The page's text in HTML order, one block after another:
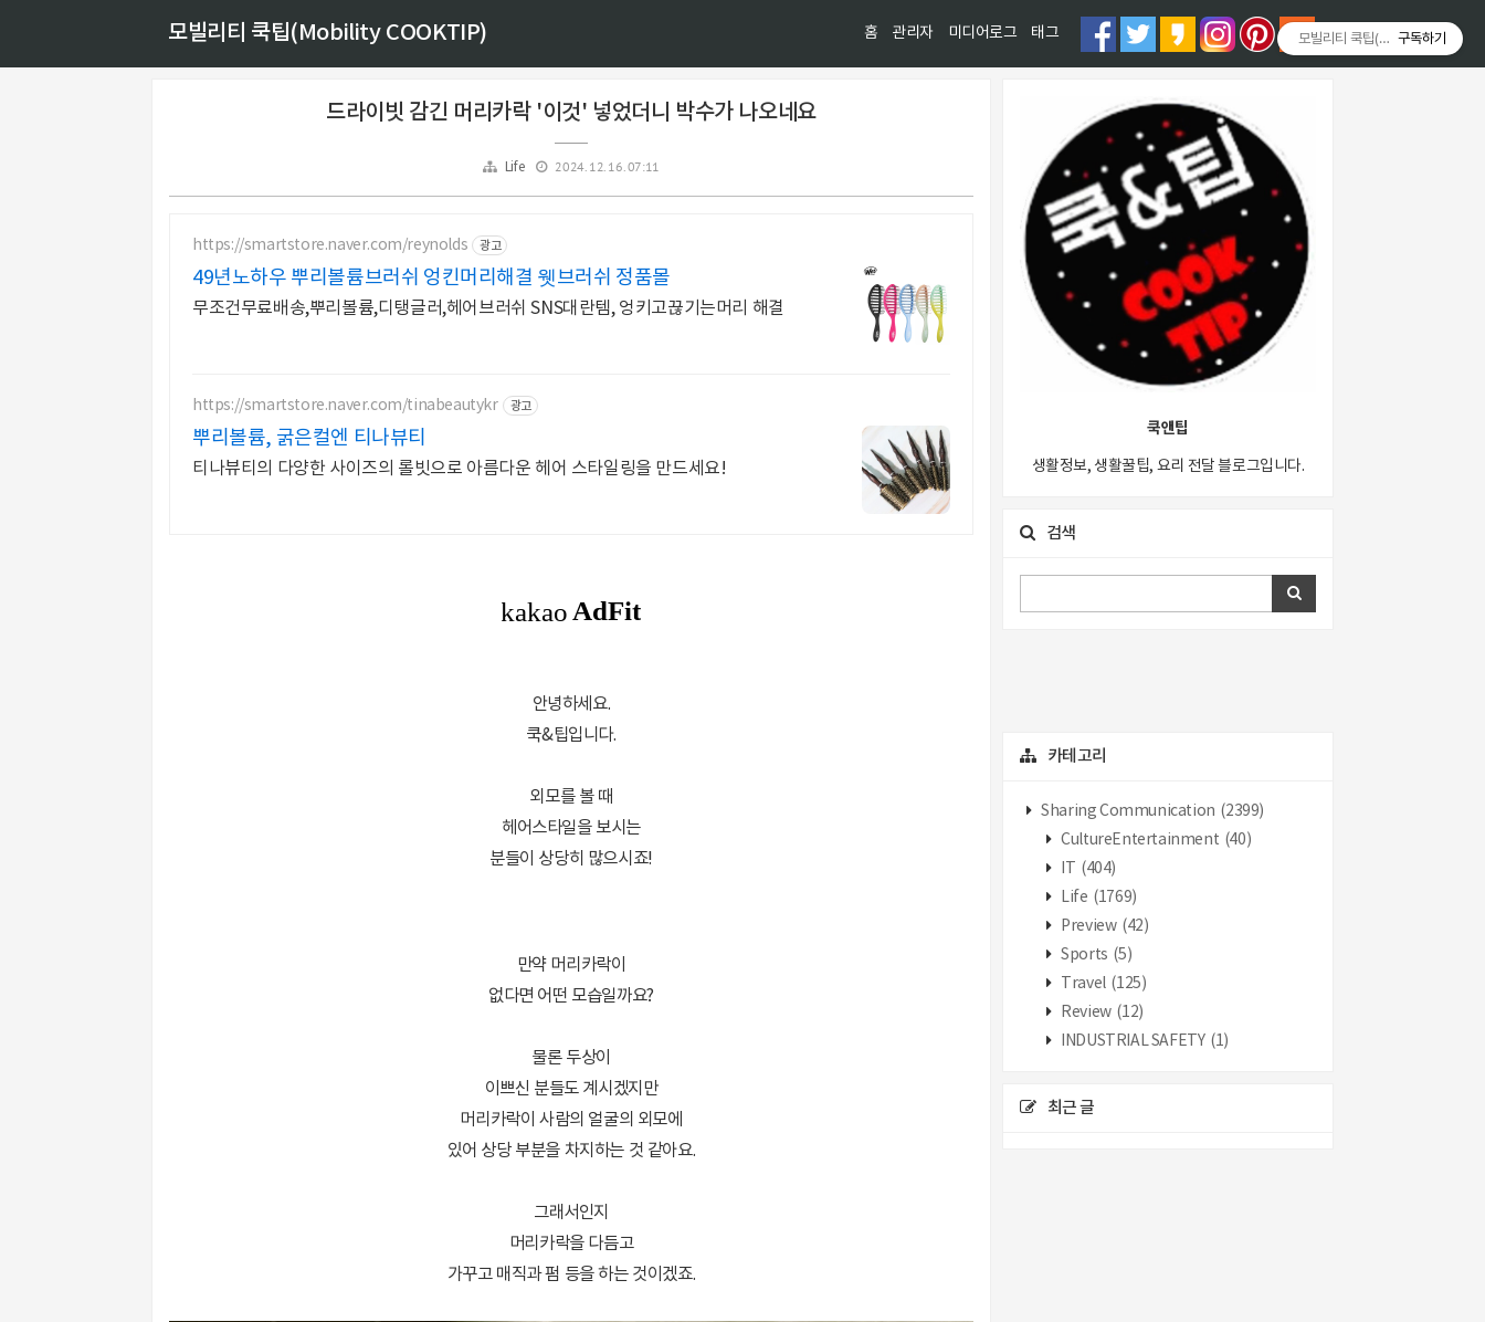
모빌리티 쿡팁(Mobility COOKTIP) 홈 관리자 미디어로그 태그
드라이빗 감긴 머리카락 '이것' 넣었더니 박수가 나오네요
Life 2024. 12. 16. 07:11
https://smartstore.naver.com/reynolds 광고
49년노하우 뿌리볼륨브러쉬 엉킨머리해결 웻브러쉬 정품몰
무조건무료배송,뿌리볼륨,디탱글러,헤어브러쉬 SNS대란템, 엉키고끊기는머리 해결
https://smartstore.naver.com/tinabeautykr 광고
뿌리볼륨, 굵은컬엔 티나뷰티
티나뷰티의 다양한 사이즈의 롤빗으로 아름다운 헤어 스타일링을 만드세요!
안녕하세요.
쿡&팁입니다.
외모를 볼 때
헤어스타일을 보시는
분들이 상당히 많으시죠!
만약 머리카락이
없다면 어떤 모습일까요?
물론 두상이
이쁘신 분들도 계시겠지만
머리카락이 사람의 얼굴의 외모에
있어 상당 부분을 차지하는 것 같아요.
그래서인지
머리카락을 다듬고
가꾸고 매직과 펌 등을 하는 것이겠죠.
쿡앤팁
생활정보, 생활꿀팁, 요리 전달 블로그입니다.
검색
카테고리
Sharing Communication (2399)
CultureEntertainment (40)
(404)
Life (1769)
Preview (42)
Sports (5)
Travel (125)
Review (12)
INDUSTRIAL SAFETY (1)
최근 글
티스토리툴바
모빌리티 쿡팁(Mobility
구독하기